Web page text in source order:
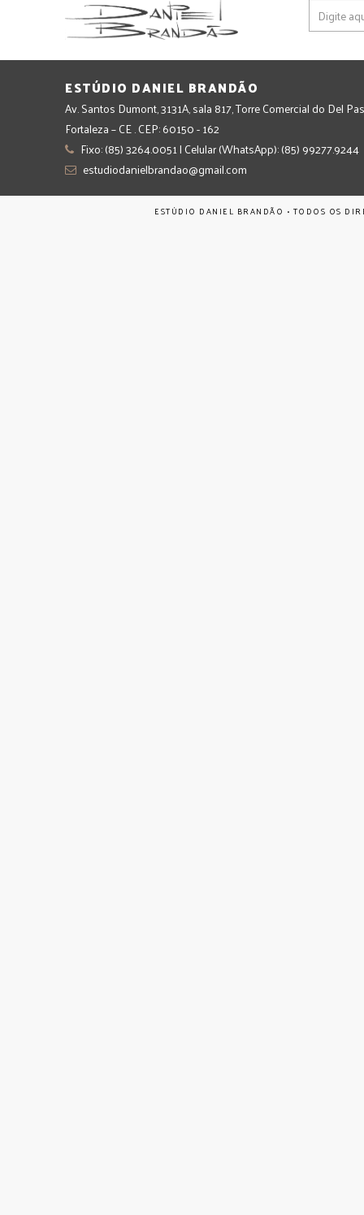
ESTÚDIO DANIEL BRANDÃO
Av. Santos Dumont, 3131A, sala 817, Torre Comercial do Del
Fortaleza – CE . CEP: 60150 - 162
Fixo: (85) 3264.0051 | Celular (WhatsApp): (85) 99277.9244
estudiodanielbrandao@gmail.com
ESTÚDIO DANIEL BRANDÃO • TODOS OS